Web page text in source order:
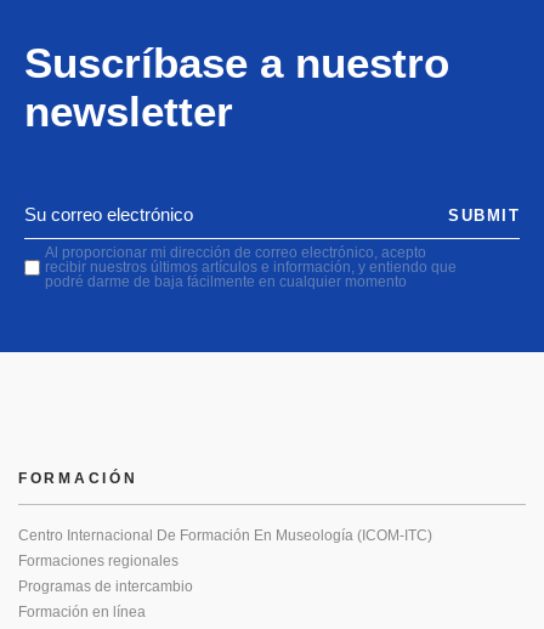
Suscríbase a nuestro
newsletter
Al proporcionar mi dirección de correo electrónico, acepto
recibir nuestros últimos artículos e información, y entiendo que
podré darme de baja fácilmente en cualquier momento
SUBMIT
FORMACIÓN
Centro Internacional De Formación En Museología (ICOM-ITC)
Formaciones regionales
Programas de intercambio
Formación en línea